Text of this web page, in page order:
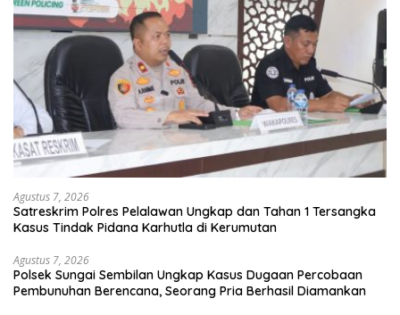
Agustus 7, 2026
Satreskrim Polres Pelalawan Ungkap dan Tahan 1 Tersangka
Kasus Tindak Pidana Karhutla di Kerumutan
Agustus 7, 2026
Polsek Sungai Sembilan Ungkap Kasus Dugaan Percobaan
Pembunuhan Berencana, Seorang Pria Berhasil Diamankan